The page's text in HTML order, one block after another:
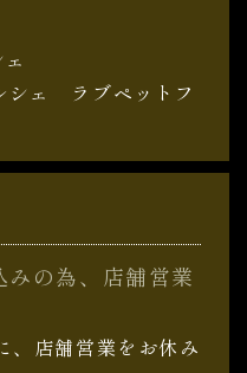
ェ ラブペットフ
の為、店舗営業
、店舗営業をお休み